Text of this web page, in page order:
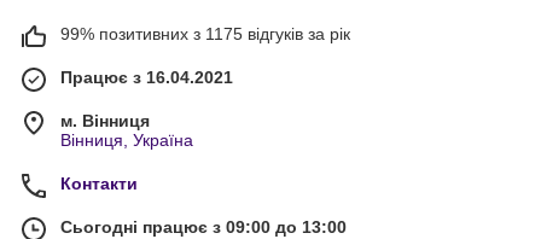
99% позитивних з 1175 відгуків за рік
Працює з 16.04.2021
м. Вінниця
Вінниця, Україна
Контакти
Сьогодні працює з 09:00 до 13:00